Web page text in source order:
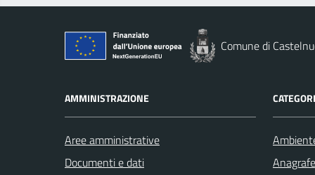
Comune di
AMMINISTRAZIONE
Aree amministrative
Documenti e dati